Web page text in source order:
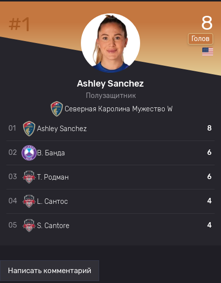
#1
Ashley Sanchez
Полузащитник
Северная Каролина Мужество W
8
Голов
01 Ashley Sanchez 8
02 B. Банда 6
03 T. Родман 6
04 L. Сантос 4
05 S. Cantore 4
Написать комментарий